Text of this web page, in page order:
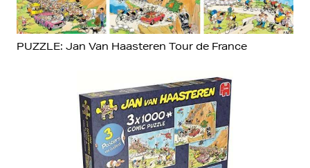
PUZZLE: Jan Van Haasteren Tour de France